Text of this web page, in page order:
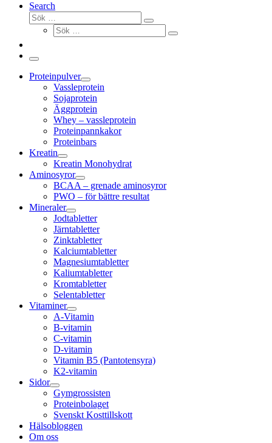
Search
Sök
Sök
Sök
Sök
Meny
Proteinpulver
Vassleprotein
Sojaprotein
Äggprotein
Whey – vassleprotein
Proteinpannkakor
Proteinbars
Kreatin
Kreatin Monohydrat
Aminosyror
BCAA – grenade aminosyror
PWO – för bättre resultat
Mineraler
Jodtabletter
Järntabletter
Zinktabletter
Kalciumtabletter
Magnesiumtabletter
Kaliumtabletter
Kromtabletter
Selentabletter
Vitaminer
A-Vitamin
B-vitamin
C-vitamin
D-vitamin
Vitamin B5 (Pantotensyra)
K2-vitamin
Sidor
Gymgrossisten
Proteinbolaget
Svenskt Kosttillskott
Hälsobloggen
Om oss